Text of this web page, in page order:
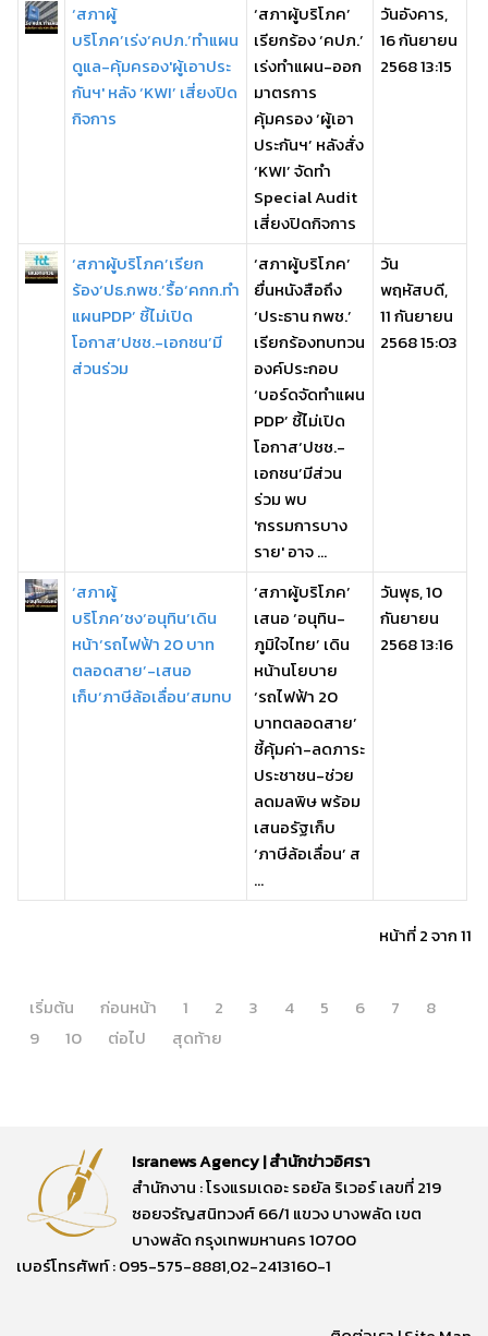
‘สภาผู้
บริโภค’เร่ง‘คปภ.’ทำแผน
ดูแล-คุ้มครอง'ผู้เอาประ
กันฯ' หลัง ‘KWI’ เสี่ยงปิด
กิจการ
‘สภาผู้บริโภค’
เรียกร้อง ‘คปภ.’
เร่งทำแผน-ออก
มาตรการ
คุ้มครอง ‘ผู้เอา
ประกันฯ’ หลังสั่ง
‘KWI’ จัดทำ
Special Audit
เสี่ยงปิดกิจการ
วันอังคาร,
16 กันยายน
2568 13:15
‘สภาผู้บริโภค’เรียก
ร้อง‘ปธ.กพช.’รื้อ‘คกก.ทำ
แผนPDP’ ชี้ไม่เปิด
โอกาส‘ปชช.-เอกชน’มี
ส่วนร่วม
‘สภาผู้บริโภค’
ยื่นหนังสือถึง
‘ประธาน กพช.’
เรียกร้องทบทวน
องค์ประกอบ
‘บอร์ดจัดทำแผน
PDP’ ชี้ไม่เปิด
โอกาส‘ปชช.-
เอกชน’มีส่วน
ร่วม พบ
'กรรมการบาง
ราย' อาจ ...
วัน
พฤหัสบดี,
11 กันยายน
2568 15:03
‘สภาผู้
บริโภค’ชง‘อนุทิน’เดิน
หน้า‘รถไฟฟ้า 20 บาท
ตลอดสาย’-เสนอ
เก็บ‘ภาษีล้อเลื่อน’สมทบ
‘สภาผู้บริโภค’
เสนอ ‘อนุทิน-
ภูมิใจไทย’ เดิน
หน้านโยบาย
‘รถไฟฟ้า 20
บาทตลอดสาย’
ชี้คุ้มค่า-ลดภาระ
ประชาชน-ช่วย
ลดมลพิษ พร้อม
เสนอรัฐเก็บ
‘ภาษีล้อเลื่อน’ ส
...
วันพุธ, 10
กันยายน
2568 13:16
หน้าที่ 2 จาก 11
เริ่มต้น ก่อนหน้า 1 2 3 4 5 6 7
8
9
10 ต่อไป สุดท้าย
Isranews Agency | สำนักข่าวอิศรา
สำนักงาน : โรงแรมเดอะ รอยัล ริเวอร์ เลขที่ 219
ซอยจรัญสนิทวงศ์ 66/1 แขวง บางพลัด เขต
บางพลัด กรุงเทพมหานคร 10700
เบอร์โทรศัพท์ : 095-575-8881,02-2413160-1